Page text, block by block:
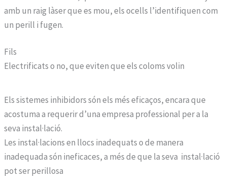
amb un raig làser que es mou, els ocells l’identifiquen com
un perill i fugen.
Fils
Electrificats o no, que eviten que els coloms volin
Els sistemes inhibidors són els més eficaços, encara que
acostuma a requerir d’una empresa professional per a la
seva instal·lació.
Les instal·lacions en llocs inadequats o de manera
inadequada són ineficaces, a més de que la seva instal·lació
pot ser perillosa